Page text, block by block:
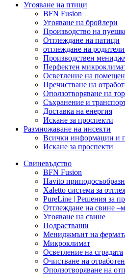
Угояване на птици
BFN Fusion
Угояване на бройлери
Производство на
Отглеждане на патици
отглеждане на
Производствен
Перфектен
Осветление на
Пречистване на
Оползотворяване на
Съхранение и
Доставка на енергия
Искане за проспекти
Размножаване на инсекти
Всички информации и
Искане за проспекти
Свиневъдство
BFN Fusion
Havito
Xaletto система за
PureLine | Решения за
Отглеждане на свине
Угояване на свине
Подрастващи
Мениджмънт на
Микроклимат
Осветление на сградата
Очистване на
Оползотворяване на